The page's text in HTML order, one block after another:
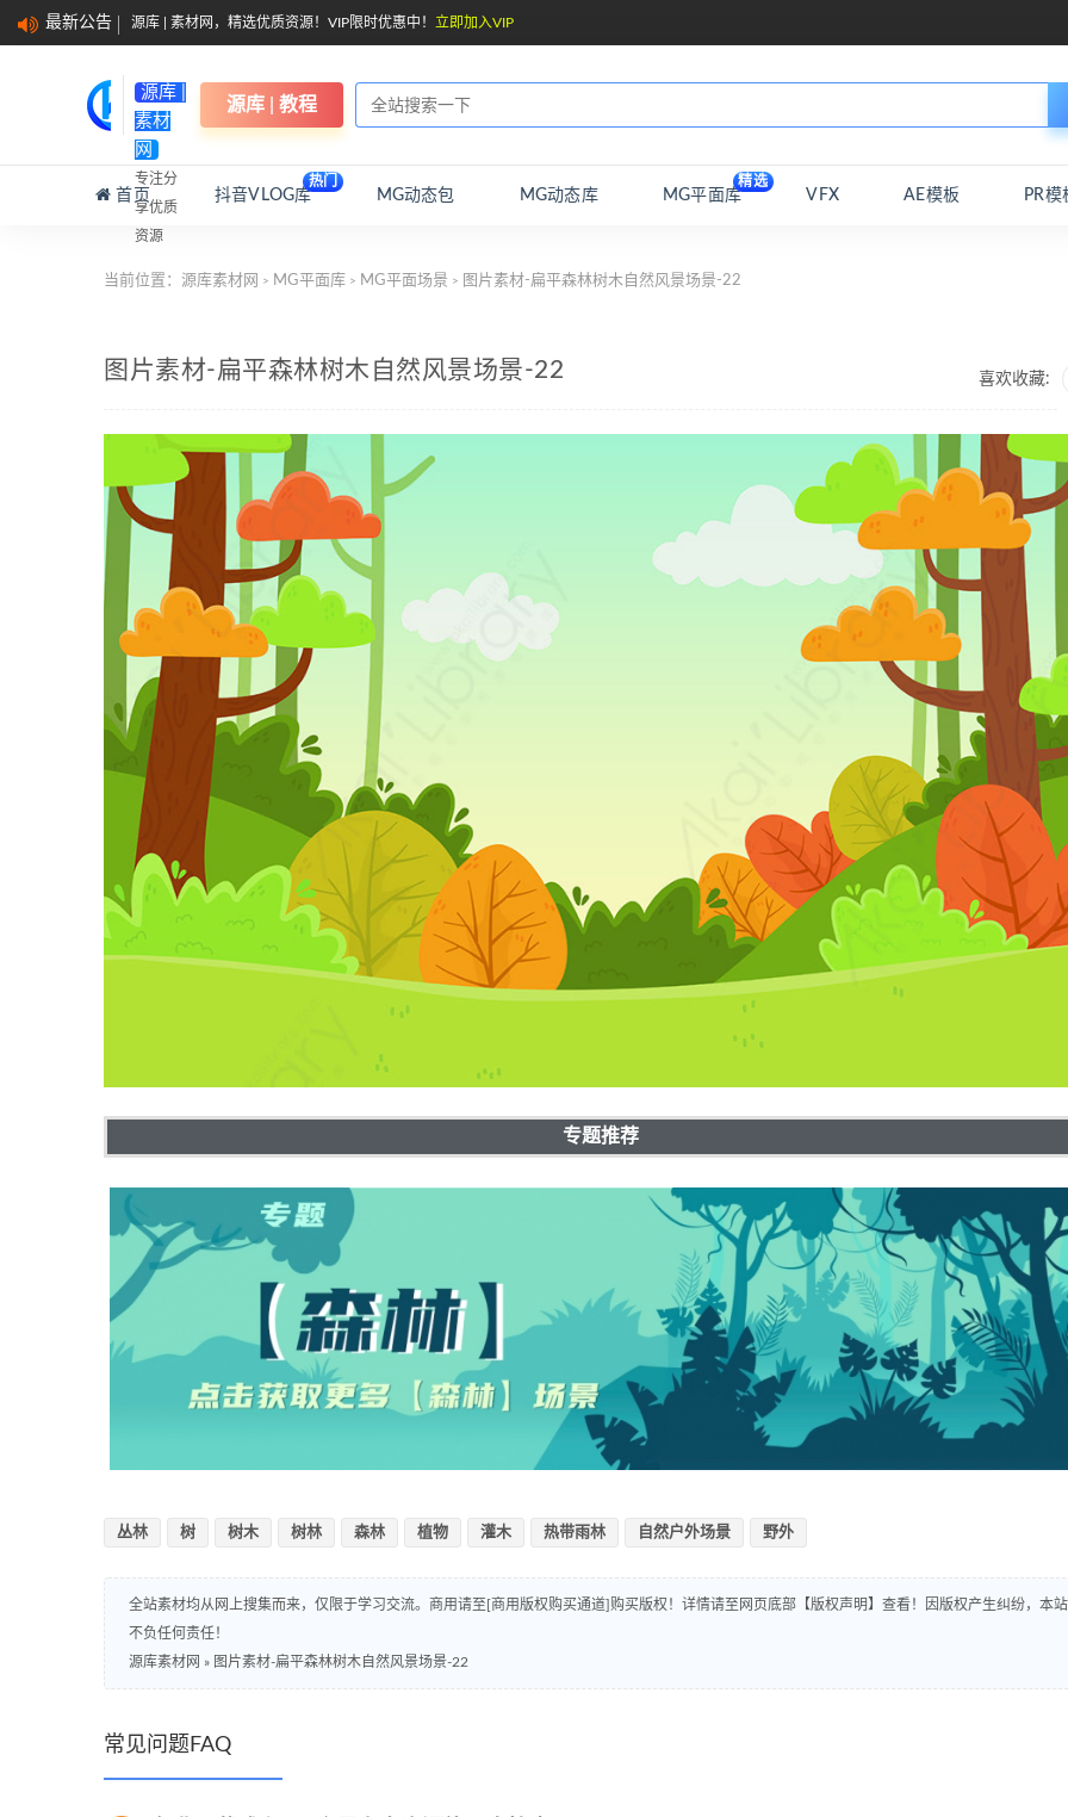
最新公告 源库 | 素材网，精选优质资源！VIP限时优惠中！ 立即加入VIP
源库 |
素材
网
专注分
享优质
资源
源库 | 教程
首页 抖音VLOG库
热门
MG动态包 MG动态库 MG平面库
精选
VFX AE模板 PR模
当前位置： 源库素材网 > MG平面库 > MG平面场景 > 图片素材-扁平森林树木自然风景场景-22
喜欢收藏:
图片素材-扁平森林树木自然风景场景-22
专题推荐
丛林 树 树木 树林 森林 植物 灌木 热带雨林 自然户外场景 野外
全站素材均从网上搜集而来，仅限于学习交流。商用请至[商用版权购买通道]购买版权！详情请至网页底部【版权声明】查看！因版权产生纠纷，本站
不负任何责任！
源库素材网 » 图片素材-扁平森林树木自然风景场景-22
常见问题FAQ